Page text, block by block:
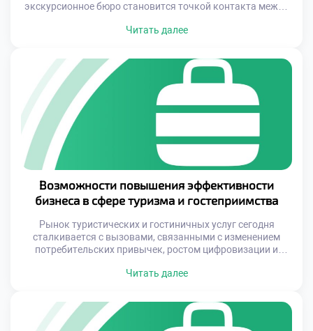
экскурсионное бюро становится точкой контакта между
складывается первое впечатление о стране, её уровне
сфера услуг играет ключевую роль в формировании
имиджа государства на международной арене. В условиях
Читать далее
Возможности повышения эффективности
бизнеса в сфере туризма и гостеприимства
Рынок туристических и гостиничных услуг сегодня
сталкивается с вызовами, связанными с изменением
потребительских привычек, ростом цифровизации и
стандартам. Успешные компании уже давно поняли:
системного подхода к развитию. Это включает в себя как
внедрение современных технологий, так и постоянное
обучение персонала, а также ориентацию на устойчивое
Читать далее